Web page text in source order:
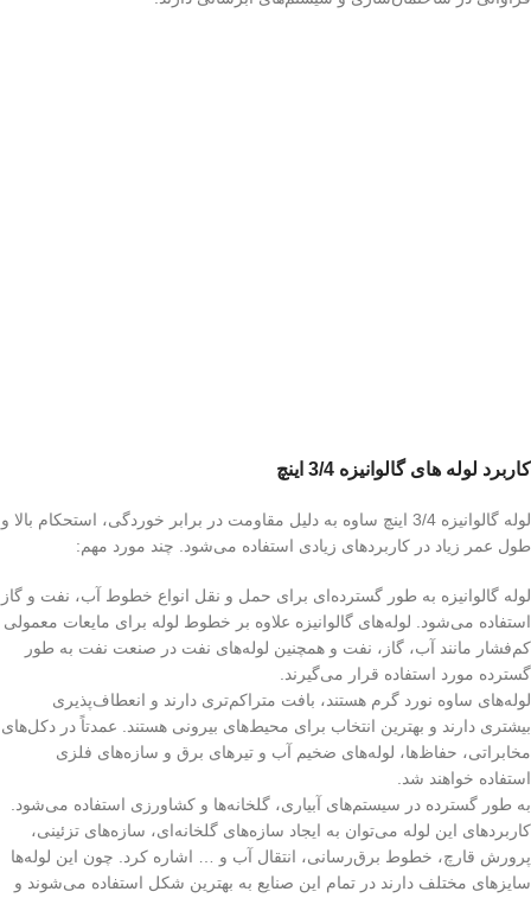
کاربرد لوله های گالوانیزه 3/4 اینچ
لوله گالوانیزه 3/4 اینچ ساوه به دلیل مقاومت در برابر خوردگی، استحکام بالا و
طول عمر زیاد در کاربردهای زیادی استفاده می‌شود. چند مورد مهم:
لوله گالوانیزه به طور گسترده‌ای برای حمل و نقل انواع خطوط آب، نفت و گاز
استفاده می‌شود. لوله‌های گالوانیزه علاوه بر خطوط لوله برای مایعات معمولی
کم‌فشار مانند آب، گاز، نفت و همچنین لوله‌های نفت در صنعت نفت به طور
گسترده مورد استفاده قرار می‌گیرند.
لوله‌های ساوه نورد گرم هستند، بافت متراکم‌تری دارند و انعطاف‌پذیری
بیشتری دارند و بهترین انتخاب برای محیط‌های بیرونی هستند. عمدتاً در دکل‌های
مخابراتی، حفاظ‌ها، لوله‌های ضخیم آب و تیرهای برق و سازه‌های فلزی
استفاده خواهند شد.
به طور گسترده در سیستم‌های آبیاری، گلخانه‌ها و کشاورزی استفاده می‌شود.
کاربردهای این لوله می‌توان به ایجاد سازه‌های گلخانه‌ای، سازه‌های تزئینی،
پرورش قارچ، خطوط برق‌رسانی، انتقال آب و … اشاره کرد. چون این لوله‌ها
سایزهای مختلف دارند در تمام این صنایع به بهترین شکل استفاده می‌شوند و